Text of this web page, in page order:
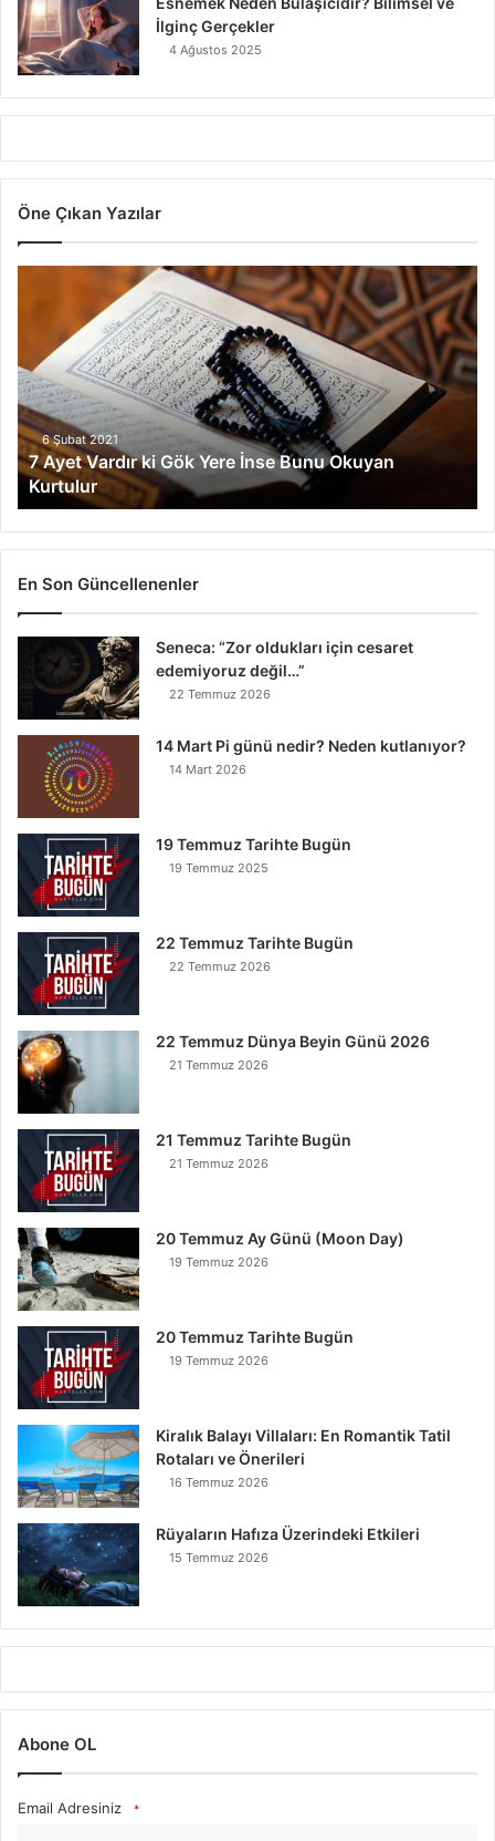
İlginç Gerçekler
4 Ağustos 2025
Öne Çıkan Yazılar
t
V
a
r
d
r
k
i
G
e
B
u
n
k
a
n
K
r
u
l
r
6 Şubat 2021
7 Ayet Vardır ki Gök Yere İnse Bunu Okuyan
Kurtulur
En Son Güncellenenler
Seneca: “Zor oldukları için cesaret
edemiyoruz değil…”
22 Temmuz 2026
14 Mart Pi günü nedir? Neden kutlanıyor?
14 Mart 2026
19 Temmuz Tarihte Bugün
19 Temmuz 2025
22 Temmuz Tarihte Bugün
22 Temmuz 2026
22 Temmuz Dünya Beyin Günü 2026
21 Temmuz 2026
21 Temmuz Tarihte Bugün
21 Temmuz 2026
20 Temmuz Ay Günü (Moon Day)
19 Temmuz 2026
20 Temmuz Tarihte Bugün
19 Temmuz 2026
Kiralık Balayı Villaları: En Romantik Tatil
Rotaları ve Önerileri
16 Temmuz 2026
Rüyaların Hafıza Üzerindeki Etkileri
15 Temmuz 2026
Abone OL
Email Adresiniz *